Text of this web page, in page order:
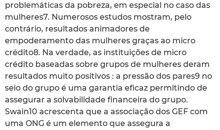
problemáticas da pobreza, em especial no caso das
mulheres7. Numerosos estudos mostram, pelo
contrário, resultados animadores de
empoderamento das mulheres graças ao micro
crédito8. Na verdade, as instituições de micro
crédito baseadas sobre grupos de mulheres deram
resultados muito positivos : a pressão dos pares9 no
seio do grupo é uma garantia eficaz permitindo de
assegurar a solvabilidade financeira do grupo.
Swain10 acrescenta que a associação dos GEF com
uma ONG é um elemento que assegura a